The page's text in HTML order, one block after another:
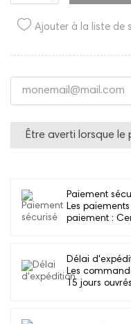
Ajouter à la liste de
Être averti lorsque
Paiement
Les
paiement :
Délai
Les
15 jours